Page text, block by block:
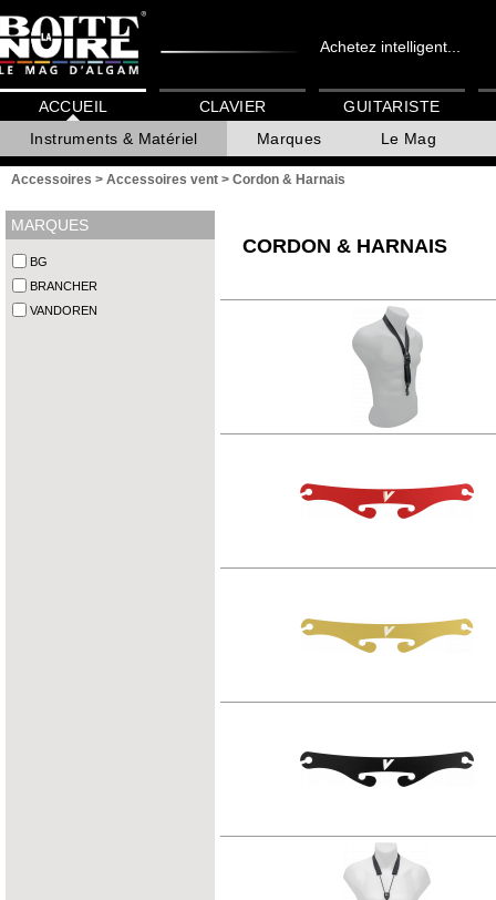
Achetez intelligent...
ACCUEIL
Instruments & Matériel
Marques Le Mag
CLAVIER GUITARISTE
Accessoires > Accessoires vent > Cordon & Harnais
MARQUES
BG
BRANCHER
VANDOREN
CORDON & HARNAIS